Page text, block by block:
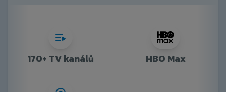
170+ TV kanálů HBO Max